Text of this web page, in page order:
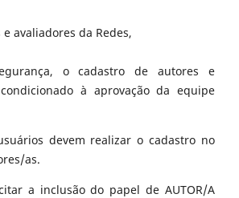
avaliadores da Redes,
o cadastro de autores e
à aprovação da equipe
devem realizar o cadastro no
as.
a inclusão do papel de AUTOR/A